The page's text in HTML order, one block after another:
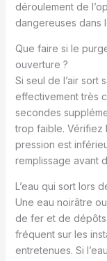
déroulement de
dangereuses dans
Que faire si le
ouverture ?
Si seul de l’air sort
effectivement très
secondes
trop faible. Vérifiez
pression est
remplissage avant
L’eau qui sort lors
Une eau noirâtre
de fer et de dépôts
fréquent sur les
entretenues. Si